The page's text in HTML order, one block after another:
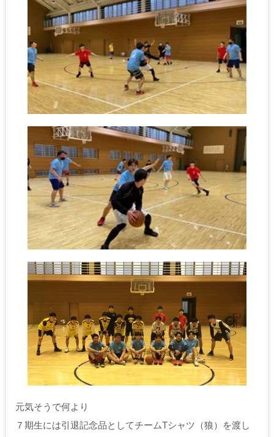
元気そうで何より
７期生には引退記念品としてチームTシャツ（狼）を渡し